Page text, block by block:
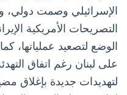
الإسرائيلي وصمت
التصريحات الأمريكية
الوضع لتصعيد عملياتها،
على لبنان رغم اتفاق
لتهديدات جديدة